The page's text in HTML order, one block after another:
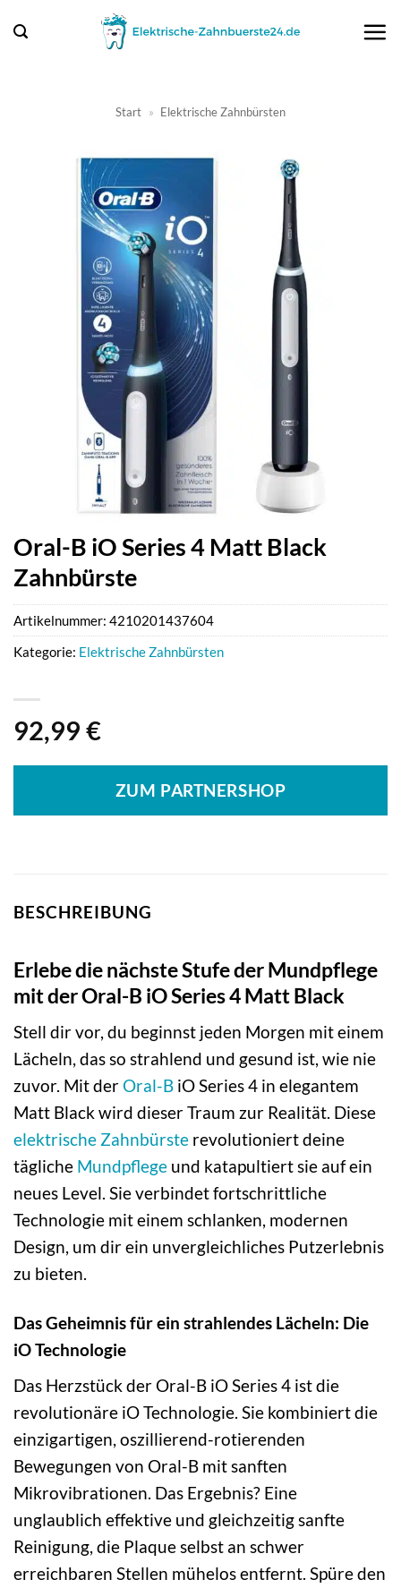
Inhalt
Start » Elektrische Zahnbürsten
Oral-B iO Series 4 Matt Black
Zahnbürste
92,99 €
ZUM PARTNERSHOP
Artikelnummer: 4210201437604
Kategorie: Elektrische Zahnbürsten
BESCHREIBUNG
Erlebe die nächste Stufe der Mundpflege
mit der Oral-B iO Series 4 Matt Black
Stell dir vor, du beginnst jeden Morgen mit einem
Lächeln, das so strahlend und gesund ist, wie nie
zuvor. Mit der Oral-B iO Series 4 in elegantem
Matt Black wird dieser Traum zur Realität. Diese
elektrische Zahnbürste revolutioniert deine
tägliche Mundpflege und katapultiert sie auf ein
neues Level. Sie verbindet fortschrittliche
Technologie mit einem schlanken, modernen
Design, um dir ein unvergleichliches Putzerlebnis
zu bieten.
Das Geheimnis für ein strahlendes Lächeln: Die
iO Technologie
Das Herzstück der Oral-B iO Series 4 ist die
revolutionäre iO Technologie. Sie kombiniert die
einzigartigen, oszillierend-rotierenden
Bewegungen von Oral-B mit sanften
Mikrovibrationen. Das Ergebnis? Eine
unglaublich effektive und gleichzeitig sanfte
Reinigung, die Plaque selbst an schwer
erreichbaren Stellen mühelos entfernt. Spüre den